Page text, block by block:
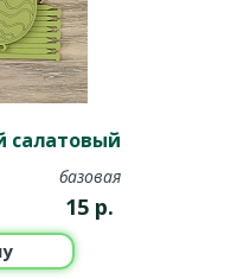
салатовый
базовая
15 р.